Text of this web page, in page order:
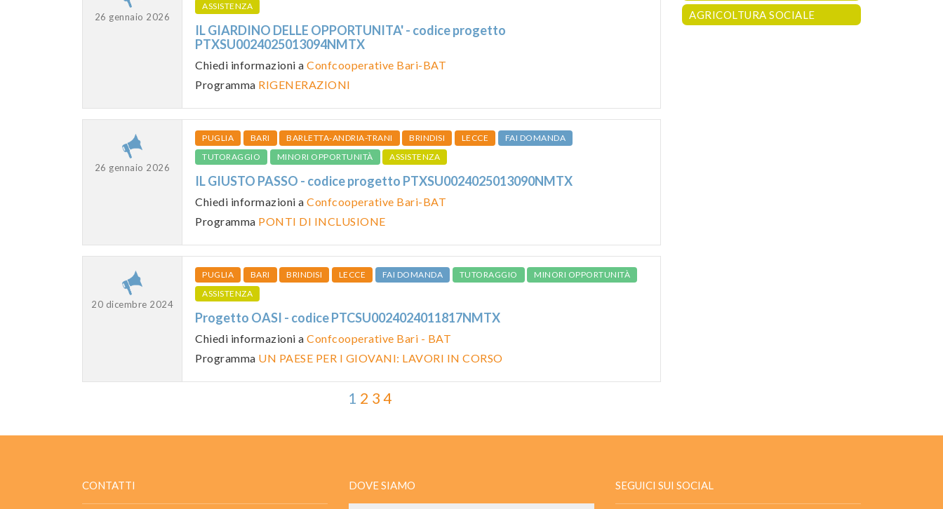
26 gennaio 2026
ASSISTENZA
IL GIARDINO DELLE OPPORTUNITA' - codice progetto
PTXSU0024025013094NMTX
Chiedi informazioni a Confcooperative Bari-BAT
Programma RIGENERAZIONI
26 gennaio 2026
PUGLIA BARI BARLETTA-ANDRIA-TRANI BRINDISI LECCE
FAI DOMANDA
TUTORAGGIO
MINORI OPPORTUNITÀ ASSISTENZA
IL GIUSTO PASSO - codice progetto PTXSU0024025013090NMTX
Chiedi informazioni a Confcooperative Bari-BAT
Programma PONTI DI INCLUSIONE
20 dicembre 2024
PUGLIA BARI BRINDISI LECCE FAI DOMANDA TUTORAGGIO
MINORI OPPORTUNITÀ
ASSISTENZA
Progetto OASI - codice PTCSU0024024011817NMTX
Chiedi informazioni a Confcooperative Bari - BAT
Programma UN PAESE PER I GIOVANI: LAVORI IN CORSO
1 2 3 4
AGRICOLTURA SOCIALE
CONTATTI DOVE SIAMO SEGUICI SUI SOCIAL